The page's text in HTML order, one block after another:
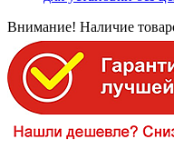
Внимание! Наличие